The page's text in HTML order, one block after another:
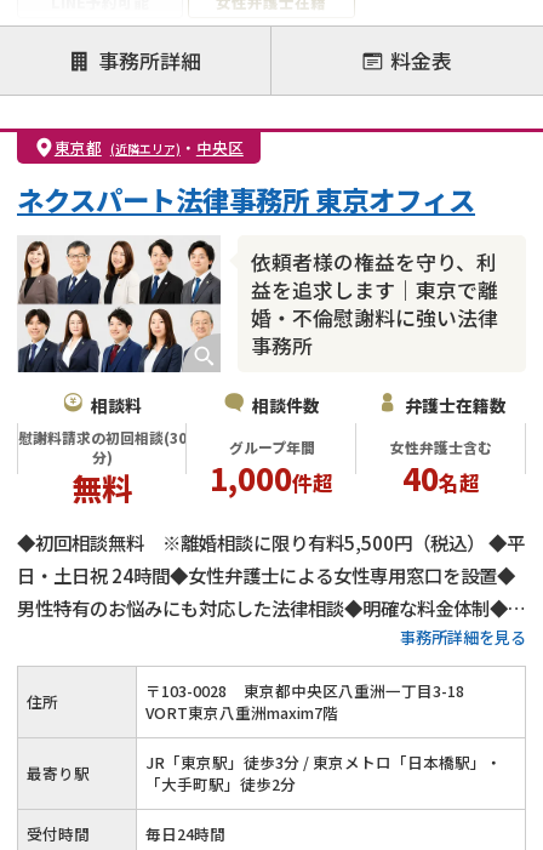
注力案件
離婚前相談
離婚調停
離婚裁判
親権・面会交流権
DV
モラハラ
不貞・不倫慰謝料請求
国際離婚
財産分与
内縁の夫婦 熟年離婚
事務所詳細 料金表
東京都 (近隣エリア) ・ 中央区
依頼者様の権益を守り、利
益を追求します｜東京で離
婚・不倫慰謝料に強い法律
事務所
ネクスパート法律事務所 東京オフィス
相談料
慰謝料請求の初回相談(30
分)
無料
相談件数
グループ年間
1,000件超
弁護士在籍数
女性弁護士含む
40名超
◆初回相談無料 ※離婚相談に限り有料5,500円（税込） ◆平
日・土日祝 24時間◆女性弁護士による女性専用窓口を設置◆
男性特有のお悩みにも対応した法律相談◆明確な料金体制◆不
倫慰謝料請求の相談件数は年間1,000件以上◆離婚・男女問題
にまつわる全ての問題に対応します！東京で離婚・不倫慰謝料
のお悩みはネクスパート法律事務所へ
事務所詳細を見る
住所 〒103-0028
東京都中央区八重洲一丁目3-18
VORT東京八重洲maxim7階
最寄り駅
JR「東京駅」徒歩3分 / 東京メトロ「日本橋駅」・
「大手町駅」徒歩2分
受付時間 毎日24時間